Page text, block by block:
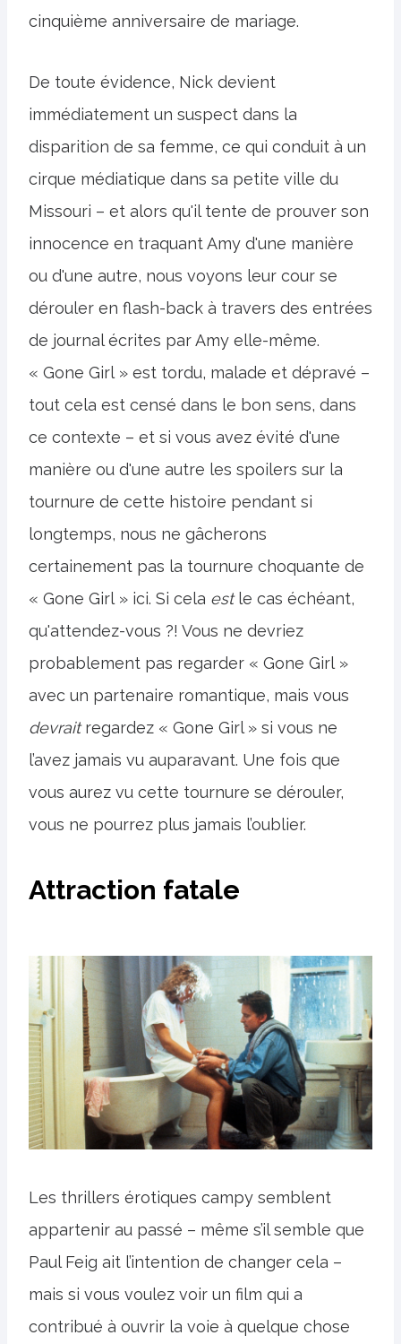
cinquième anniversaire de mariage.
De toute évidence, Nick devient
immédiatement un suspect dans la
disparition de sa femme, ce qui conduit à un
cirque médiatique dans sa petite ville du
Missouri – et alors qu'il tente de prouver son
innocence en traquant Amy d'une manière
ou d'une autre, nous voyons leur cour se
dérouler en flash-back à travers des entrées
de journal écrites par Amy elle-même.
« Gone Girl » est tordu, malade et dépravé –
tout cela est censé dans le bon sens, dans
ce contexte – et si vous avez évité d'une
manière ou d'une autre les spoilers sur la
tournure de cette histoire pendant si
longtemps, nous ne gâcherons
certainement pas la tournure choquante de
« Gone Girl » ici. Si cela estle cas échéant,
qu'attendez-vous ?! Vous ne devriez
probablement pas regarder « Gone Girl »
avec un partenaire romantique, mais vous
devraitregardez « Gone Girl » si vous ne
l’avez jamais vu auparavant. Une fois que
vous aurez vu cette tournure se dérouler,
vous ne pourrez plus jamais l’oublier.
Attraction fatale
Les thrillers érotiques campy semblent
appartenir au passé – même s’il semble que
Paul Feig ait l’intention de changer cela –
mais si vous voulez voir un film qui a
contribué à ouvrir la voie à quelque chose